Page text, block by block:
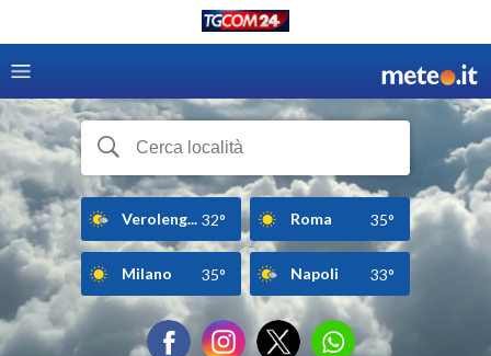
Veroleng... 32° Roma 35°
Milano 35° Napoli 33°